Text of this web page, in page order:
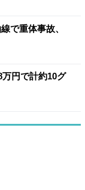
で重体事故、
万円で計約10グ